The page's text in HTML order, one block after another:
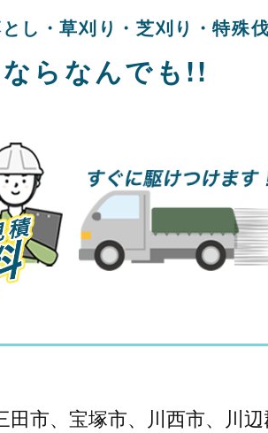
し・草刈り・ 芝刈り・特殊
らなんでも!!
田市、宝塚市、川西市、川